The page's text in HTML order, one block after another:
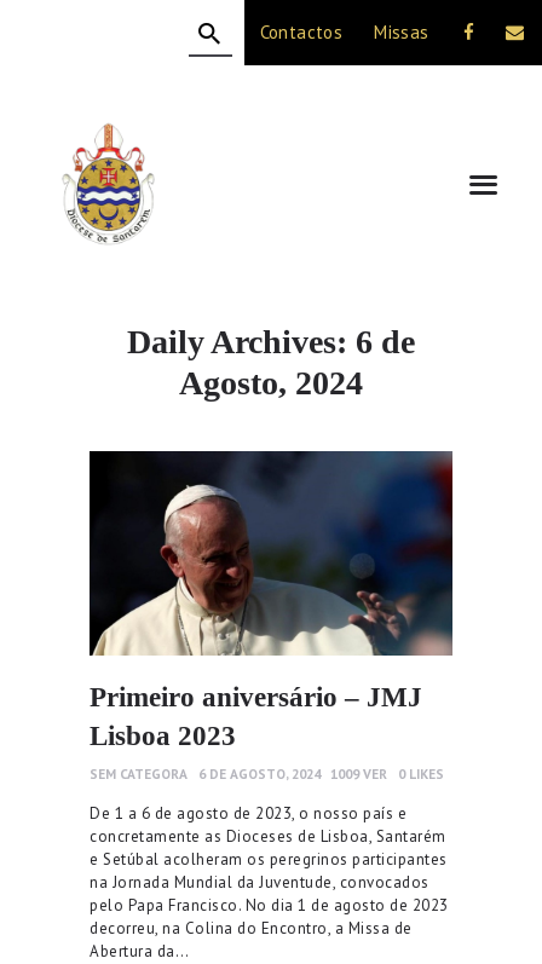
Contactos Missas
Daily Archives: 6 de
Agosto, 2024
A DIOCESE
CELEBRAÇÃO
VIDA CRISTÃ
NOTÍCIAS
Primeiro aniversário – JMJ
Lisboa 2023
SEM CATEGORA 6 DE AGOSTO, 2024 1009VER 0 LIKES
De 1 a 6 de agosto de 2023, o nosso país e
concretamente as Dioceses de Lisboa, Santarém
e Setúbal acolheram os peregrinos participantes
na Jornada Mundial da Juventude, convocados
pelo Papa Francisco. No dia 1 de agosto de 2023
decorreu, na Colina do Encontro, a Missa de
Abertura da…